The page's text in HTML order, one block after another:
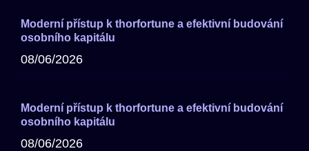
Moderní přístup k thorfortune a efektivní budování
osobního kapitálu
08/06/2026
Moderní přístup k thorfortune a efektivní budování
osobního kapitálu
08/06/2026